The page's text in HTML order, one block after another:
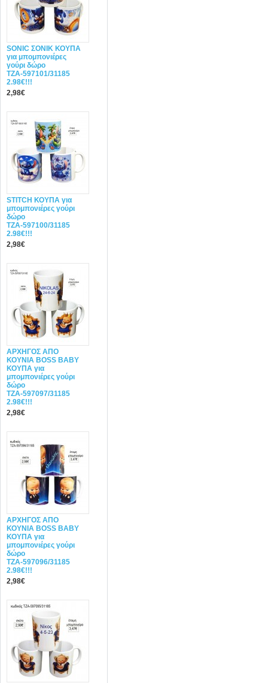
SONIC ΣΟΝΙΚ ΚΟΥΠΑ
για μπομπονιέρες
γούρι δώρο
ΤΖΑ-597101/31185
2.98€!!!
2,98€
STITCH ΚΟΥΠΑ για
μπομπονιέρες γούρι
δώρο
ΤΖΑ-597100/31185
2.98€!!!
2,98€
ΑΡΧΗΓΟΣ ΑΠΟ
ΚΟΥΝΙΑ BOSS BABY
ΚΟΥΠΑ για
μπομπονιέρες γούρι
δώρο
ΤΖΑ-597097/31185
2.98€!!!
2,98€
ΑΡΧΗΓΟΣ ΑΠΟ
ΚΟΥΝΙΑ BOSS BABY
ΚΟΥΠΑ για
μπομπονιέρες γούρι
δώρο
ΤΖΑ-597096/31185
2.98€!!!
2,98€